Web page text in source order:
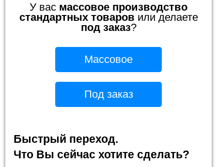
У вас массовое производство
стандартных товаров или делаете
под заказ?
Массовое
Под заказ
Быстрый переход.
Что Вы сейчас хотите сделать?